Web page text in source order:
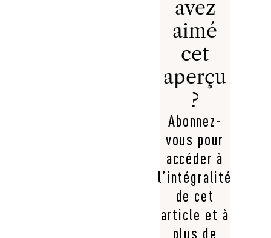
avez
aimé
cet
aperçu
?
Abonnez-
vous pour
accéder à
l’intégralité
de cet
article et à
plus de